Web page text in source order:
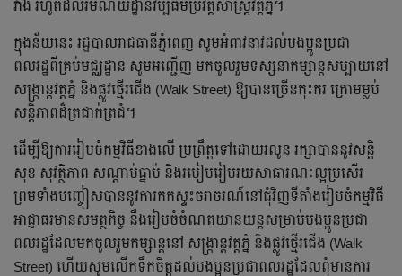
វាំង រហូតដល់រមណីយដ្ឋានវប្បធម៌ប្រវត្តិសាស្ត្រវត្តភ្នំ។
ក្នុងន័យនេះ រដ្ឋបាលរាជធានីភ្នំពេញ សូមអំពាវនាវដល់បងប្អូនប្រជា
ពលរដ្ឋពីគ្រប់មជ្ឈដ្ឋាន សូមអញ្ជើញ មកចូលរួមទស្សនាកម្សាន្តសប្បាយនៅ
សង្ក្រាន្តវត្តភ្នំ និងផ្លូវថ្មើរជើង (Walk Street) ឱ្យបានច្រើនកុះករ ក្រោមម្លប់
សន្តិភាពដ៏ត្រជាក់ត្រជំ។
ដើម្បីឱ្យការរៀបចំកម្មវិធីខាងលើ ប្រព្រឹត្តទៅដោយរលូន រក្សាបាននូវសន្តិ
សុខ សុវត្ថិភាព សណ្តាប់ធ្នាប់ និងរបៀបរៀបរយសាធារណៈល្អប្រសើរ
ព្រមទាំងបញ្ចៀសបាននូវការកកស្ទះចរាចរណ៍នៅជុំវិញទីតាំងរៀបចំកម្មវិធី
អាជ្ញាធរមានសមត្ថកិច្ច នឹងរៀបចំចំណតយានយន្តសម្រាប់បងប្អូនប្រជា
ពលរដ្ឋដែលមកចូលរួមកម្សាន្ដនៅ សង្ក្រាន្តវត្តភ្នំ និងផ្លូវថ្មើរជើង (Walk
Street) ហើយសូមលើកទឹកចិត្តដល់បងប្អូនប្រជាពលរដ្ឋដែលពុំមានការ